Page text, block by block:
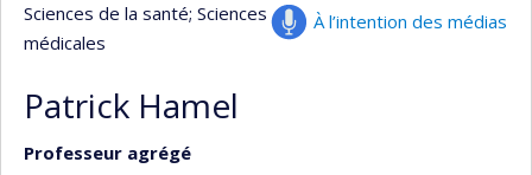
À l’intention des médias
Sciences de la santé; Sciences
médicales
Patrick Hamel
Professeur agrégé